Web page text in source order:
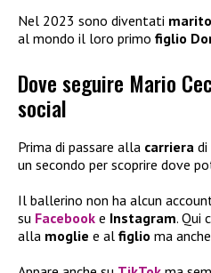
Nel 2023 sono diventati marito
al mondo il loro primo figlio
Dove seguire Mario
social
Prima di passare alla carriera di
un secondo per scoprire dove
Il ballerino non ha alcun
su Facebook e Instagram. Qui
alla moglie e al figlio ma